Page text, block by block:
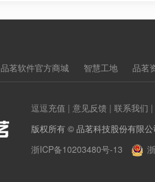
品茗软件官方商城 智慧工地 品茗
逗逗充值 | 意见反馈 | 联系我们 |
版权所有 © 品茗科技股份有限
浙ICP备10203480号-13